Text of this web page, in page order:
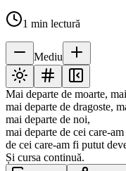
1 min lectură
Mediu
Mai departe de moarte,
mai departe de dragoste,
mai departe de noi,
mai departe de cei care-
de cei care-am fi putut
Și cursa continuă.